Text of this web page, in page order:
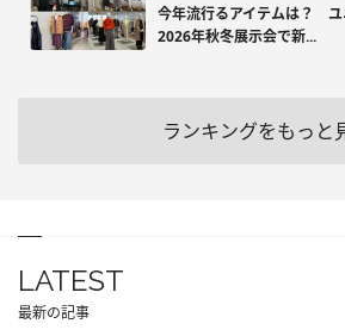
今年流行るアイテムは？ ユ
2026年秋冬展示会で新...
ランキングをもっと
LATEST
最新の記事